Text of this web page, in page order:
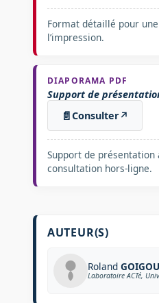
Format détaillé pour
l’impression.
DIAPORAMA PDF
Support de
📄Consulter↗
Support de présentation
consultation hors-ligne.
AUTEUR(S)
Roland